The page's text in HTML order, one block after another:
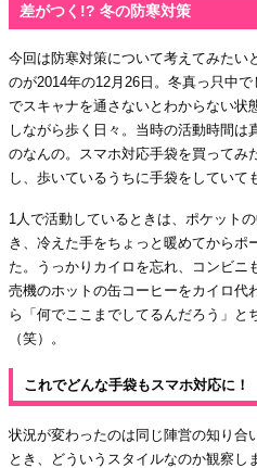
差がつく!? 冬の防寒対策
今回は防寒対策について考えてみたい
のが2014年の12月26日。冬真っ只中
でスキャナを通さないとわからない状
しながら歩く日々。当時の活動時間は
のなんの。スマホ対応手袋を買ってみ
し、歩いているうちに手袋をしていて
1人で活動しているときは、ポケット
き、冷えた手をちょっと暖めてからポ
た。うっかりカイロを忘れ、コンビニ
売機のホットの缶コーヒーをカイロ代
ら「何でここまでしてるんだろう」と
（笑）。
これでどんな手袋もスマホ対応に！
状況が変わったのは同じ陣営の知り合
とき、どういうスタイルなのか観察し